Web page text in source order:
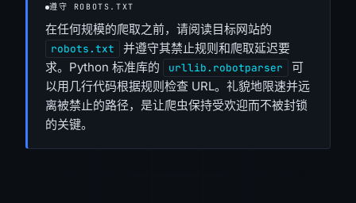
遵守 ROBOTS.TXT
在任何规模的爬取之前，请阅读目标网站的
robots.txt
并遵守其禁止规则和爬取延迟要
求。Python 标准库的
urllib.robotparser
可
以用几行代码根据规则检查 URL。礼貌地限速并远
离被禁止的路径，是让爬虫保持受欢迎而不被封锁
的关键。